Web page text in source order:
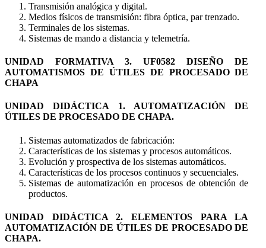
Transmisión analógica y digital.
Medios físicos de transmisión: fibra óptica, par trenzado.
Terminales de los sistemas.
Sistemas de mando a distancia y telemetría.
UNIDAD FORMATIVA 3. UF0582 DISEÑO DE
AUTOMATISMOS DE ÚTILES DE PROCESADO DE
CHAPA
UNIDAD DIDÁCTICA 1. AUTOMATIZACIÓN DE
ÚTILES DE PROCESADO DE CHAPA.
Sistemas automatizados de fabricación:
Características de los sistemas y procesos automáticos.
Evolución y prospectiva de los sistemas automáticos.
Características de los procesos continuos y secuenciales.
Sistemas de automatización en procesos de obtención de
productos.
UNIDAD DIDÁCTICA 2. ELEMENTOS PARA LA
AUTOMATIZACIÓN DE ÚTILES DE PROCESADO DE
CHAPA.